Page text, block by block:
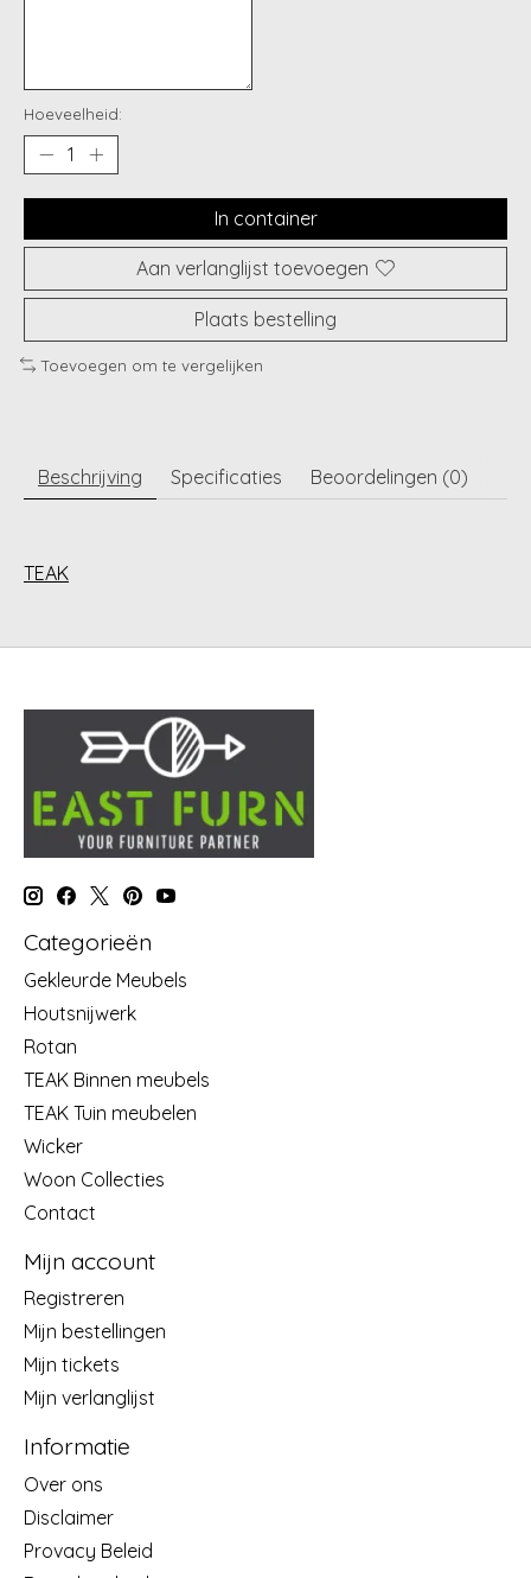
Hoeveelheid:
In container
Aan verlanglijst toevoegen
Plaats bestelling
Toevoegen om te vergelijken
Beschrijving Specificaties Beoordelingen (0)
TEAK
Categorieën
Gekleurde Meubels
Houtsnijwerk
Rotan
TEAK Binnen meubels
TEAK Tuin meubelen
Wicker
Woon Collecties
Contact
Mijn account
Registreren
Mijn bestellingen
Mijn tickets
Mijn verlanglijst
Informatie
Over ons
Disclaimer
Provacy Beleid